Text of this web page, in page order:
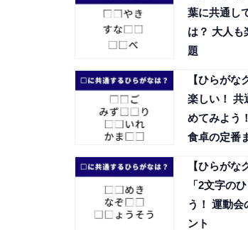
葉に共通し
は？ 大人も
題
【ひらがな
楽しい！ 共
めてみよう
食卓の定番
【ひらがな
「2文字の
う！ 運動会
ント